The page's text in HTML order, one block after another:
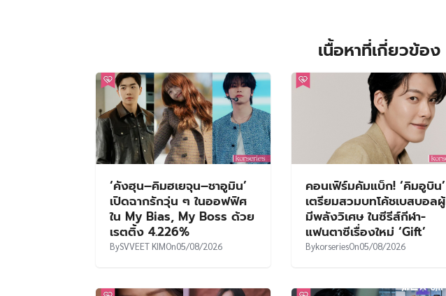
เนื้อหาที่เกี่ยวข้อง
‘คังฮุน–คิมฮเยจุน–ชาอูมิน’
เปิดฉากรักวุ่น ๆ ในออฟฟิศ
ใน My Bias, My Boss ด้วย
เรตติ้ง 4.226%
BySVVEET KIMOn05/08/2026
คอนเฟิร์มคัมแบ็ก! ‘คิมอูบิน’
เตรียมสวมบทโค้ชเบสบอลผู้
มีพลังวิเศษ ในซีรีส์กีฬา-
แฟนตาซีเรื่องใหม่ ‘Gift’
BykorseriesOn05/08/2026